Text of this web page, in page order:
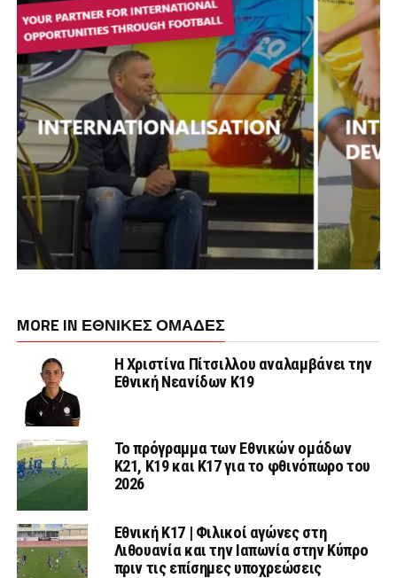
MORE IN ΕΘΝΙΚΕΣ ΟΜΑΔΕΣ
Η Χριστίνα Πίτσιλλου αναλαμβάνει την
Εθνική Νεανίδων Κ19
Το πρόγραμμα των Εθνικών ομάδων
Κ21, Κ19 και Κ17 για το φθινόπωρο του
2026
Εθνική K17 | Φιλικοί αγώνες στη
Λιθουανία και την Ιαπωνία στην Κύπρο
πριν τις επίσημες υποχρεώσεις